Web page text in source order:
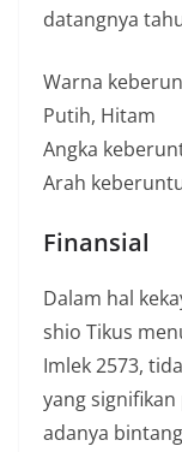
datangnya
Warna
Putih, Hitam
Angka
Arah
Finansial
Dalam hal
shio Tikus
Imlek 2573,
yang
adanya